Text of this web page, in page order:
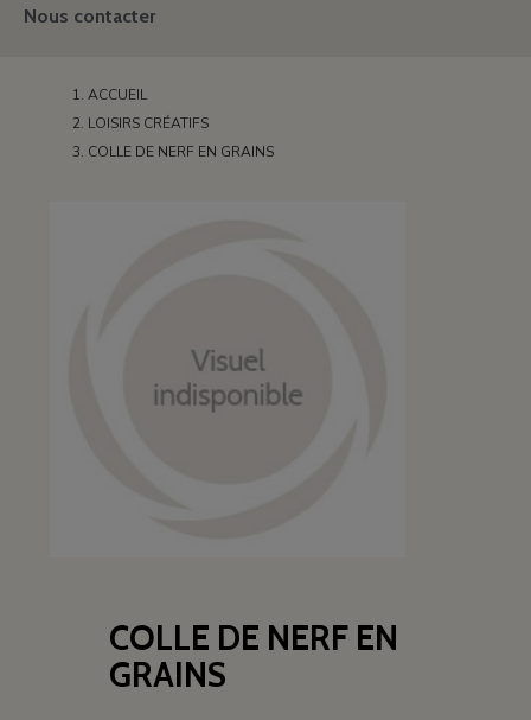
Nous contacter
ACCUEIL
LOISIRS CRÉATIFS
COLLE DE NERF EN GRAINS
COLLE DE NERF EN
GRAINS